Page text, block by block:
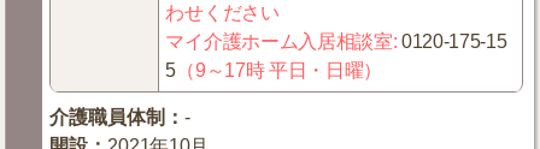
わせください
マイ介護ホーム入居相談室:0120-175-15
5 （9～17時 平日・日曜）
介護職員体制 ：-